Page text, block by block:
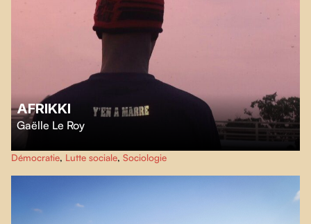
AFRIKKI
Gaëlle Le Roy
Tourné en cinéma direct,Afrikkirestitue une décennie de luttes par les
mouvements civiques et artistiques africains des années 2010.
Démocratie, Lutte sociale, Sociologie